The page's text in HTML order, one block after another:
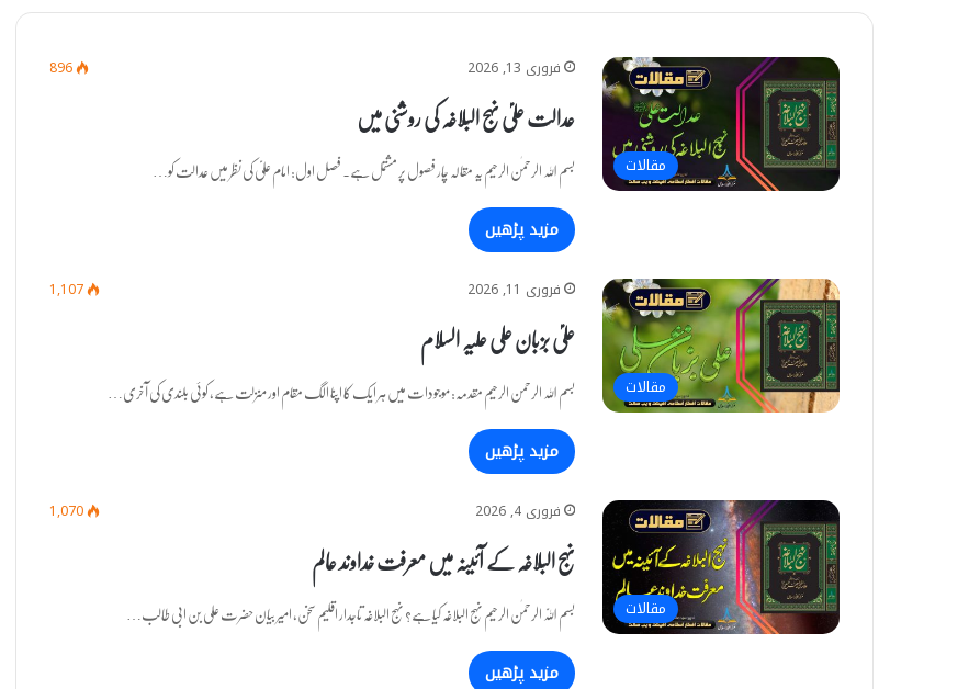
مقالات
فروری 13, 2026 896
عدالت علیؑ نہج البلاغہ کی روشنی میں
بسم اللہ الرحمٰن الرحیم یہ مقالہ چار فصول پر مشتمل ہے۔ فصل اول: امام علیؑ کی نظر میں عدالت کو…
مزید پڑھیں
مقالات
فروری 11, 2026 1,107
علیؑ بزبان علی علیہ السلام
بسم اللہ الرحمن الرحیم مقدمہ: موجودات میں ہر ایک کا اپنا الگ مقام اور منزلت ہے، کوئی بلندی کی آخری…
مزید پڑھیں
مقالات
فروری 4, 2026 1,070
نہج البلاغہ کے آئینہ میں معرفت خداوند عالم
بسم اللّٰہ الرحمٰن الرحیم نہج البلاغہ کیا ہے؟ نہج البلاغہ تاجدار اقلیم سخن، امیر بیان حضرت علی بن ابی طالب…
مزید پڑھیں